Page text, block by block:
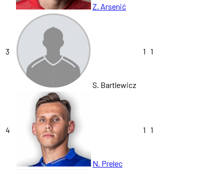
Z. Arsenić
3
S. Bartlewicz
1 1
4
N. Prelec
1 1